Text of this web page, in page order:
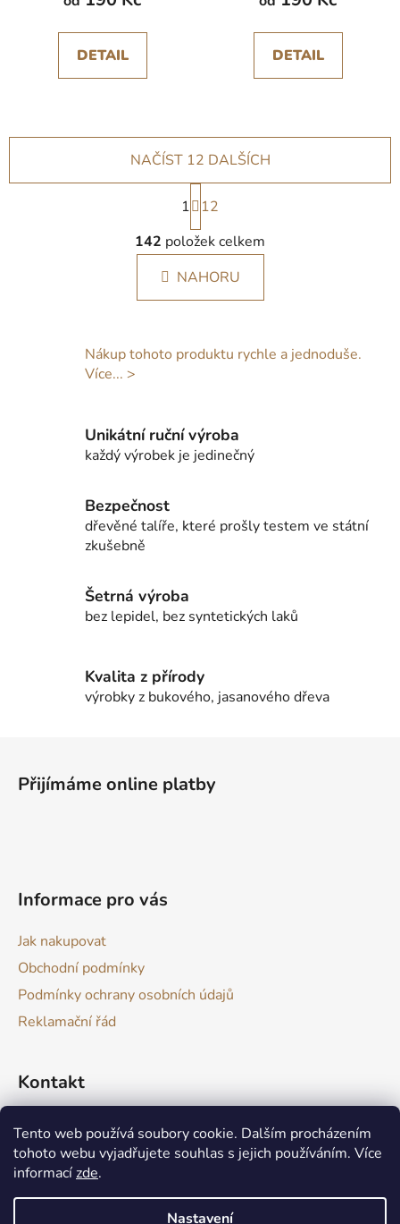
Tento web používá soubory cookie. Dalším procházením
tohoto webu vyjadřujete souhlas s jejich používáním. Více
informacízde.
Nastavení
DETAIL DETAIL
O
v
l
á
d
c
í
v
k
y
p
NAČÍST 12 DALŠÍCH
S
t
r
á
n
k
n
í
1
12
142 položek celkem
NAHORU
Nákup tohoto produktu rychle a jednoduše.
Více... >
Unikátní ruční výroba
každý výrobek je jedinečný
Bezpečnost
dřevěné talíře, které prošly testem ve státní
zkušebně
Šetrná výroba
bez lepidel, bez syntetických laků
Kvalita z přírody
výrobky z bukového, jasanového dřeva
Přijímáme online platby
Informace pro vás
Jak nakupovat
Obchodní podmínky
Podmínky ochrany osobních údajů
Reklamační řád
Kontakt
drevokazuv @gmail.com